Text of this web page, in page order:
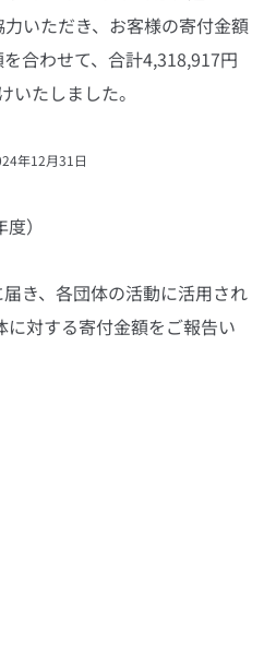
いただき、お客様の寄付金額
合わせて、合計4,318,917円
いたしました。
年12月31日
）
き、各団体の活動に活用され
に対する寄付金額をご報告い